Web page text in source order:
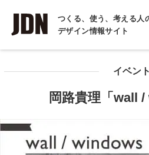
つくる、使う、考える人
デザイン情報サイト
INTERVIEW
インタビュー
イベント
岡路貴理「wall /